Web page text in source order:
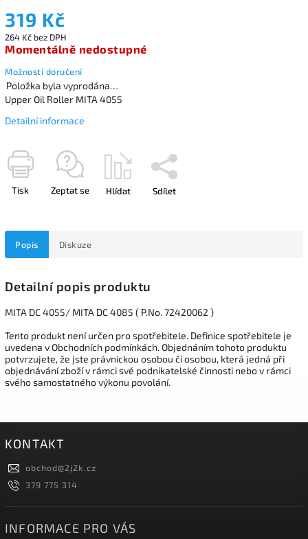
319 Kč
264 Kč bez DPH
Momentálně nedostupné
Možnosti doručení
Položka byla vyprodána…
Upper Oil Roller MITA 4055
Detailní informace
Tisk Zeptat se Hlídat Sdílet
Popis Diskuze
Detailní popis produktu
MITA DC 4055/ MITA DC 4085 ( P.No. 72420062 )
Tento produkt není určen pro spotřebitele. Definice spotřebitele je
uvedena v Obchodních podmínkách. Objednáním tohoto produktu
potvrzujete, že jste právnickou osobou či osobou, která jedná při
objednávání zboží v rámci své podnikatelské činnosti nebo v rámci
svého samostatného výkonu povolání.
KONTAKT
obchod@2j2k.cz
379 775 314
INFORMACE PRO VÁS